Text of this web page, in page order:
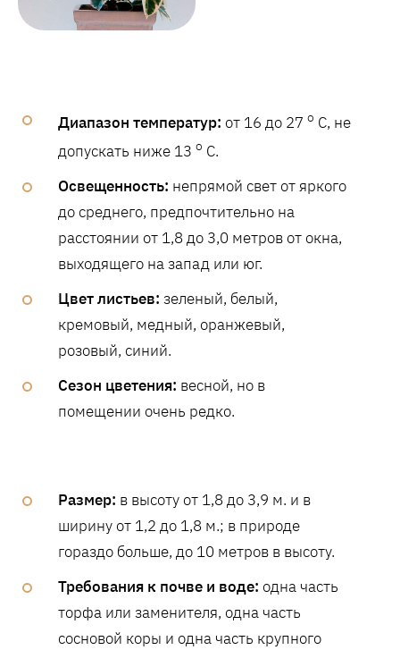
Диапазон температур: от 16 до 27 o C, не
допускать ниже 13 o C.
Освещенность: непрямой свет от яркого
до среднего, предпочтительно на
расстоянии от 1,8 до 3,0 метров от окна,
выходящего на запад или юг.
Цвет листьев: зеленый, белый,
кремовый, медный, оранжевый,
розовый, синий.
Сезон цветения: весной, но в
помещении очень редко.
Размер: в высоту от 1,8 до 3,9 м. и в
ширину от 1,2 до 1,8 м.; в природе
гораздо больше, до 10 метров в высоту.
Требования к почве и воде: одна часть
торфа или заменителя, одна часть
сосновой коры и одна часть крупного